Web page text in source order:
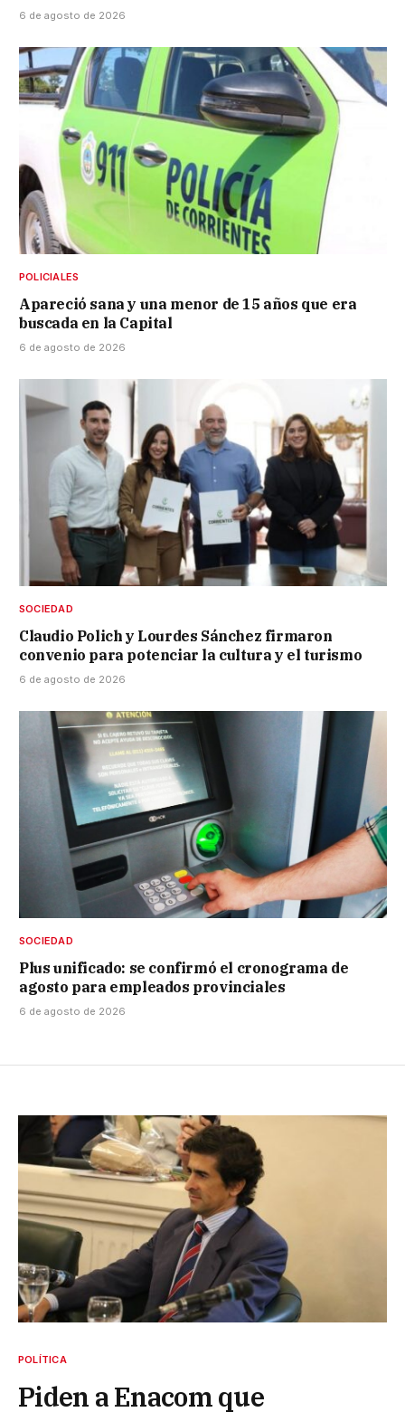
6 de agosto de 2026
POLICIALES
Apareció sana y una menor de 15 años que era
buscada en la Capital
6 de agosto de 2026
SOCIEDAD
Claudio Polich y Lourdes Sánchez firmaron
convenio para potenciar la cultura y el turismo
6 de agosto de 2026
SOCIEDAD
Plus unificado: se confirmó el cronograma de
agosto para empleados provinciales
6 de agosto de 2026
POLÍTICA
Piden a Enacom que